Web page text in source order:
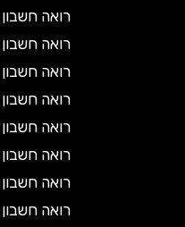
רואה חשבון
רואה חשבון
רואה חשבון בעכו
רואה חשבון
רואה חשבון
רואה חשבון
רואה חשבון
רואה חשבון